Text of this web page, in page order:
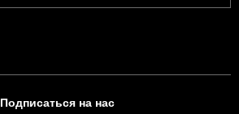
Подписаться на нас